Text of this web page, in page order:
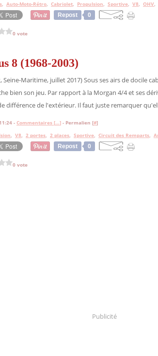
, Auto-Moto-Rétro, Cabriolet, Propulsion, Sportive, V8, OHV,
Repost
0
0 vote
8 (1968-2003)
Seine-Maritime, juillet 2017) Sous ses airs de docile
bien son jeu. Par rapport à la Morgan 4/4 et ses
différence de l'extérieur. Il faut juste remarquer
- Commentaires […] - Permalien [#]
, V8, 2 portes, 2 places, Sportive, Circuit des Remparts,
Repost
0
0 vote
Publicité